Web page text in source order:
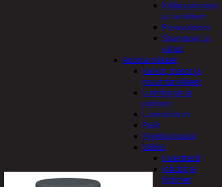
Kiillotuskoneet
ja tarvikkeet
Pesuvälineet
Shampoot ja
vahat
Autotarvikkeet
Kalvot, matot ja
muut tarvikkeet
Lumiharjat ja
peitteet
Lämmittimet
Peilit
Pyyhkijänsulat
Sähkö
Invertterit
Johdot ja
liittimet